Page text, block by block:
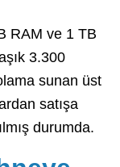
RAM ve 1 TB
3.300
sunan üst
satışa
durumda.